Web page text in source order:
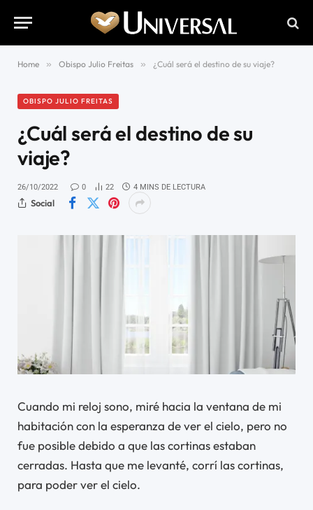
Home » Obispo Julio Freitas » ¿Cuál será el destino de su viaje?
OBISPO JULIO FREITAS
¿Cuál será el destino de su
viaje?
26/10/2022 0 22 4 MINS DE LECTURA
Social
Cuando mi reloj sono, miré hacia la ventana de mi
habitación con la esperanza de ver el cielo, pero no
fue posible debido a que las cortinas estaban
cerradas. Hasta que me levanté, corrí las cortinas,
para poder ver el cielo.